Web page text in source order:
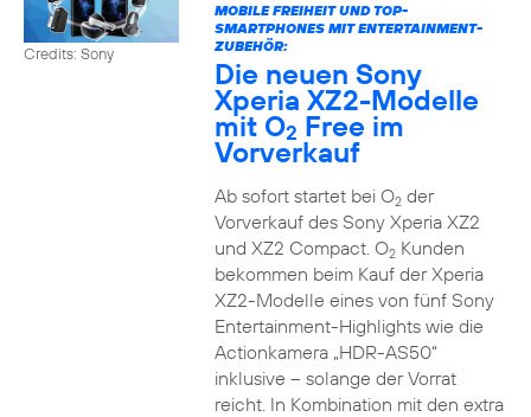
Credits: Sony
MOBILE FREIHEIT UND TOP-
SMARTPHONES MIT ENTERTAINMENT-
ZUBEHÖR:
Die neuen Sony
Xperia XZ2-Modelle
mit O2 Free im
Vorverkauf
Ab sofort startet bei O2der
Vorverkauf des Sony Xperia XZ2
und XZ2 Compact. O2Kunden
bekommen beim Kauf der Xperia
XZ2-Modelle eines von fünf Sony
Entertainment-Highlights wie die
Actionkamera „HDR-AS50“
inklusive – solange der Vorrat
reicht. In Kombination mit den extra